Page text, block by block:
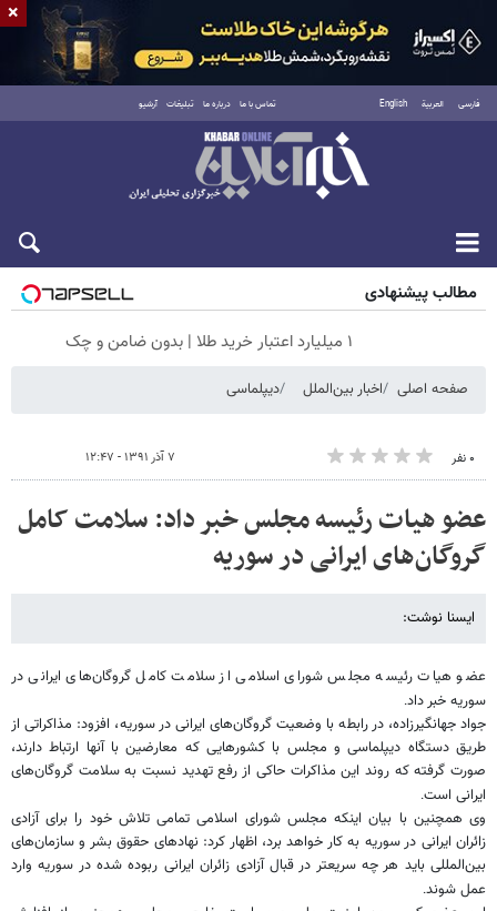
فارسی العربية English تماس با ما درباره ما تبلیغات آرشیو
جمعه ۱۶ مرداد ۱۴۰۵
مطالب پیشنهادی
۱ میلیارد اعتبار خرید طلا | بدون ضامن و چک
صفحه اصلی اخبار بین‌الملل دیپلماسی
۰ نفر ۷ آذر ۱۳۹۱ - ۱۲:۴۷
عضو هیات رئیسه مجلس خبر داد: سلامت کامل
گروگان‌های ایرانی در سوریه
ایسنا نوشت:
عضو هیات رئیسه مجلس شورای اسلامی از سلامت کامل گروگان‌های ایرانی در
سوریه خبر داد
جواد جهانگیرزاده، در رابطه با وضعیت گروگان‌های ایرانی در سوریه، افزود: مذاکراتی از
طریق دستگاه دیپلماسی و مجلس با کشورهایی که معارضین با آنها ارتباط دارند،
صورت گرفته که روند این مذاکرات حاکی از رفع تهدید نسبت به سلامت گروگان‌های
ایرانی است
وی همچنین با بیان اینکه مجلس شورای اسلامی تمامی تلاش خود را برای آزادی
زائران ایرانی در سوریه به کار خواهد برد، اظهار کرد: نهادهای حقوق بشر و سازمان‌های
بین‌المللی باید هر چه سریعتر در قبال آزادی زائران ایرانی ربوده شده در سوریه وارد
عمل شوند
×